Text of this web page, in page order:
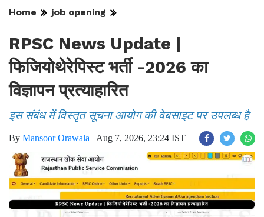
Home job opening
RPSC News Update |
फिजियोथेरेपिस्ट भर्ती -2026 का
विज्ञापन प्रत्याहारित
इस संबंध में विस्तृत सूचना आयोग की वेबसाइट पर उपलब्ध है
By Mansoor Orawala | Aug 7, 2026, 23:24 IST